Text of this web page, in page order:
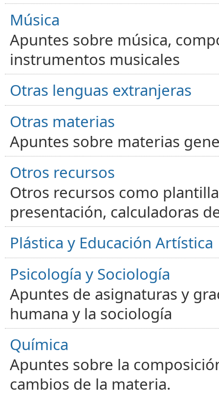
Música
Apuntes sobre música,
instrumentos musicales
Otras lenguas extranjeras
Otras materias
Apuntes sobre materias
Otros recursos
Otros recursos como
presentación, calculadoras
Plástica y Educación Artística
Psicología y Sociología
Apuntes de asignaturas y
humana y la sociología
Química
Apuntes sobre la
cambios de la materia.